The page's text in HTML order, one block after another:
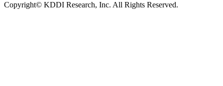
Copyright© KDDI Research, Inc. All Rights Reserved.